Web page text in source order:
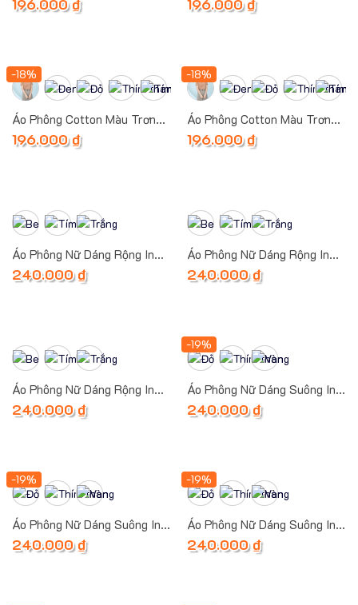
196.000₫ 196.000₫
-18%
Áo Phông Cotton Màu Trơn
(Đơn Sắc)
196.000₫
-18%
Áo Phông Cotton Màu Trơn
(Đơn Sắc) (Sao Chép)
196.000₫
Áo Phông Nữ Dáng Rộng In
Hình SENITO
240.000₫
Áo Phông Nữ Dáng Rộng In
Hình SENITO 1
240.000₫
Áo Phông Nữ Dáng Rộng In
Hình SENITO 2
240.000₫
-19%
Áo Phông Nữ Dáng Suông In
Hình Choose
240.000₫
-19%
Áo Phông Nữ Dáng Suông In
Hình Choose Đỏ
240.000₫
-19%
Áo Phông Nữ Dáng Suông In
Hình Choose Tím Than
240.000₫